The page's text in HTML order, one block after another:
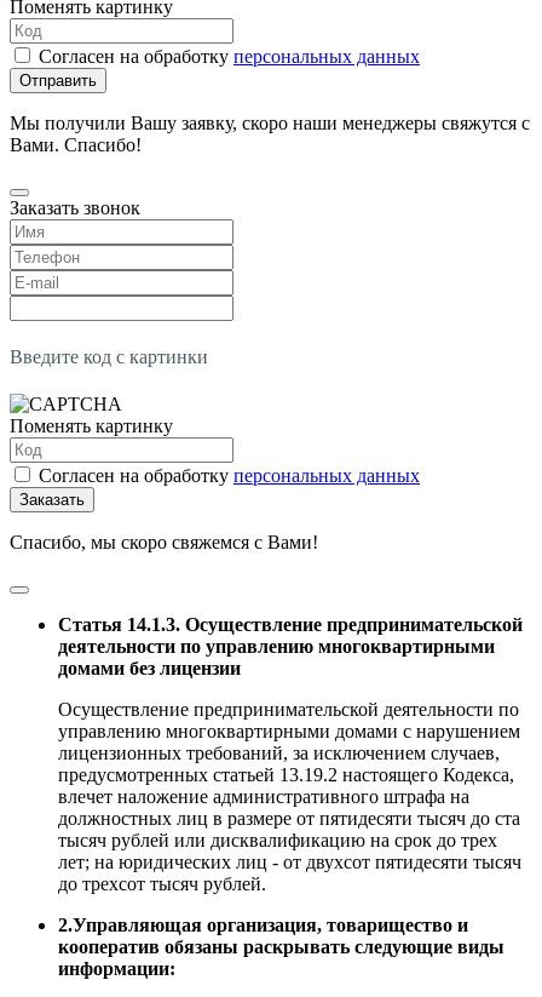
Поменять картинку
Согласен на обработку персональных данных
Отправить
Мы получили Вашу заявку, скоро наши менеджеры свяжутся с
Вами. Спасибо!
Заказать звонок
Введите код с картинки
Поменять картинку
Согласен на обработку персональных данных
Заказать
Спасибо, мы скоро свяжемся с Вами!
Статья 14.1.3. Осуществление предпринимательской
деятельности по управлению многоквартирными
домами без лицензии
Осуществление предпринимательской деятельности по
управлению многоквартирными домами с нарушением
лицензионных требований, за исключением случаев,
предусмотренных статьей 13.19.2 настоящего Кодекса,
влечет наложение административного штрафа на
должностных лиц в размере от пятидесяти тысяч до ста
тысяч рублей или дисквалификацию на срок до трех
лет; на юридических лиц - от двухсот пятидесяти тысяч
до трехсот тысяч рублей.
2.Управляющая организация, товарищество и
кооператив обязаны раскрывать следующие виды
информации: